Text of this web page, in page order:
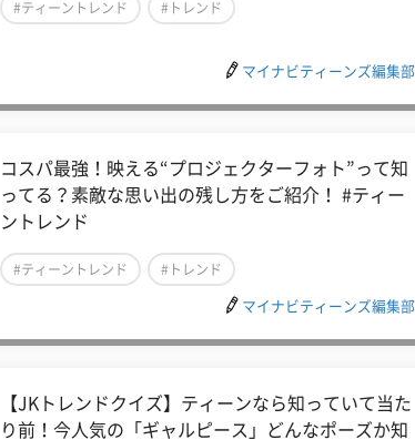
#ティーントレンド #トレンド
マイナビティーンズ編集部
コスパ最強！映える“プロジェクターフォト”って知
ってる？素敵な思い出の残し方をご紹介！ #ティー
ントレンド
#ティーントレンド #トレンド
マイナビティーンズ編集部
【JKトレンドクイズ】ティーンなら知っていて当た
り前！今人気の「ギャルピース」どんなポーズか知